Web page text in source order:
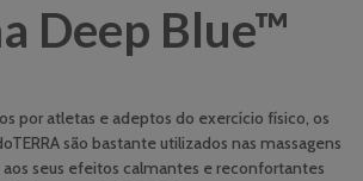
Deep Blue™
por atletas e adeptos do exercício físico, os
são bastante utilizados nas massagens
seus efeitos calmantes e reconfortantes